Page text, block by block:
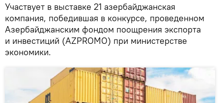
Участвует в выставке 21 азербайджанская
компания, победившая в конкурсе, проведенном
Азербайджанским фондом поощрения экспорта
и инвестиций (AZPROMO) при министерстве
экономики.